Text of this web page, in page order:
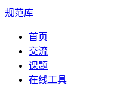
规范库
首页
交流
课题
在线工具